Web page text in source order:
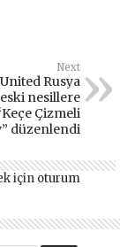
Next
Rusya
nesillere
Çizmeli
düzenlendi
için oturum